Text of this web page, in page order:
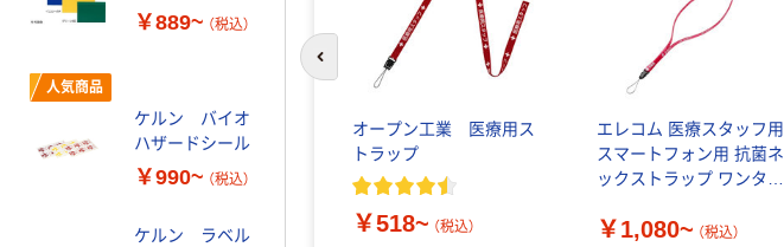
オープン工業 医療用ス
トラップ
￥518~ （税込）
エレコム 医療スタッフ用
スマートフォン用 抗菌ネ
ックストラップ ワンタッ
￥1,080~ （税込）
前のスライドへ
￥889~ （税込）
人気商品
ケルン バイオ
ハザードシール
￥990~ （税込）
ケルン ラベル
（税込）
ケルン TDカル
ード製）
￥11,346~
（税込）
￥889~ （税込）
ケルン バイオ
ハザードシール
￥990~ （税込）
ケルン ラベル